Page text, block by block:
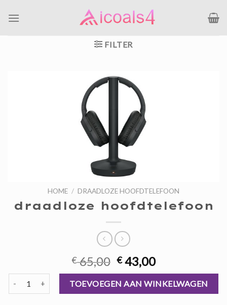
naar
FILTER
HOME / DRAADLOZE HOOFDTELEFOON
draadloze hoofdtelefoon
€65,00 Oorspronkelijke
prijs
was:
€ 65,00.
€43,00Huidige
prijs
is:
€ 43,00.
draadloze hoofdtelefoon aantalTOEVOEGEN AAN WINKELWAGEN